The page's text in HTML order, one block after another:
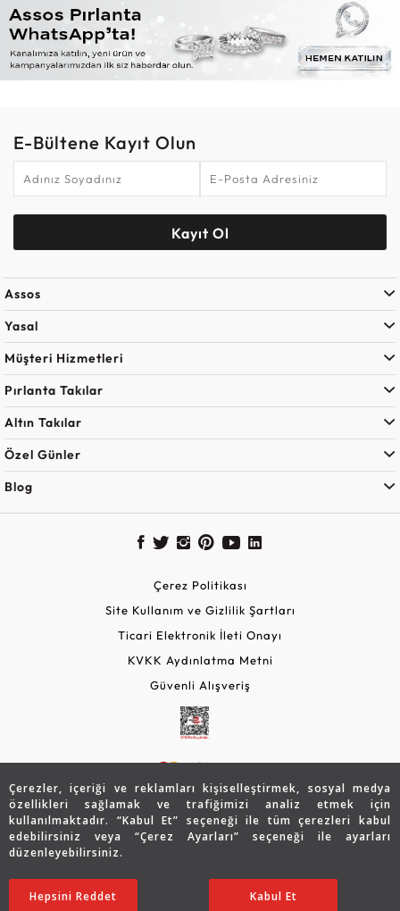
Çerezler, içeriği ve reklamları kişiselleştirmek, sosyal medya
özellikleri sağlamak ve trafiğimizi analiz etmek için
kullanılmaktadır. “Kabul Et” seçeneği ile tüm çerezleri kabul
edebilirsiniz veya “Çerez Ayarları” seçeneği ile ayarları
düzenleyebilirsiniz.
Ayarları Düzenle
Hepsini Reddet Kabul Et
74.432 TL
37.216TL SATIN ALIN
E-Bültene Kayıt Olun
Kayıt Ol
Assos
Yasal
Müşteri Hizmetleri
Pırlanta Takılar
Altın Takılar
Özel Günler
Blog
© 2026 Assos Diamond
Çerez Politikası
Site Kullanım ve Gizlilik Şartları
Ticari Elektronik İleti Onayı
KVKK Aydınlatma Metni
Güvenli Alışveriş
Copyright © 2026 Assos Pırlanta - Bu sitenin tüm hakları